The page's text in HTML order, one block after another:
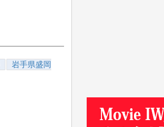
岩手県盛岡
ASAKO TAKAESU 様
マシオン恵美香 様
平野智生 様